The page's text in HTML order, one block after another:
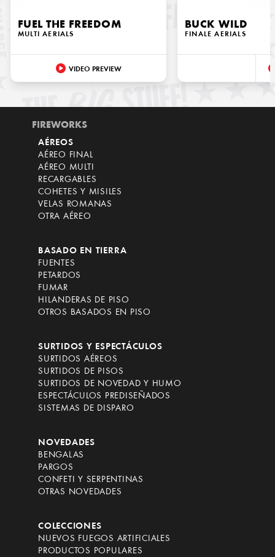
FUEL THE FREEDOM
MULTI AERIALS
VIDEO PREVIEW
BUCK WILD
FINALE AERIALS
FIREWORKS
AÉREOS
AÉREO FINAL
AÉREO MULTI
RECARGABLES
COHETES Y MISILES
VELAS ROMANAS
OTRA AÉREO
BASADO EN TIERRA
FUENTES
PETARDOS
FUMAR
HILANDERAS DE PISO
OTROS BASADOS EN PISO
SURTIDOS Y ESPECTÁCULOS
SURTIDOS AÉREOS
SURTIDOS DE PISOS
SURTIDOS DE NOVEDAD Y HUMO
ESPECTÁCULOS PREDISEÑADOS
SISTEMAS DE DISPARO
NOVEDADES
BENGALAS
PARGOS
CONFETI Y SERPENTINAS
OTRAS NOVEDADES
COLECCIONES
NUEVOS FUEGOS ARTIFICIALES
PRODUCTOS POPULARES